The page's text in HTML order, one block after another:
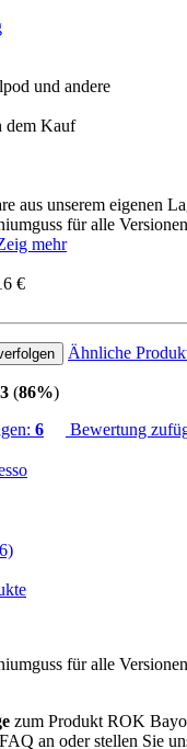
und andere
dem Kauf
aus unserem eigenen
für alle
mehr
€
Ähnliche
(86%)
6 Bewertung
für alle
zum Produkt ROK
an oder stellen Sie